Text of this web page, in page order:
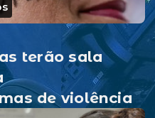
terão sala
de violência